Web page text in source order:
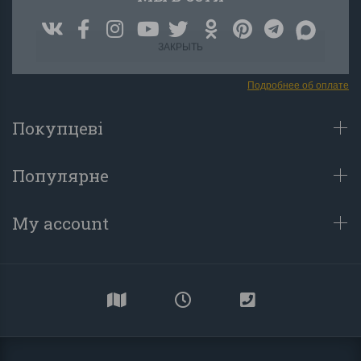
Подробнее об оплате
Покупцеві
Популярне
My account